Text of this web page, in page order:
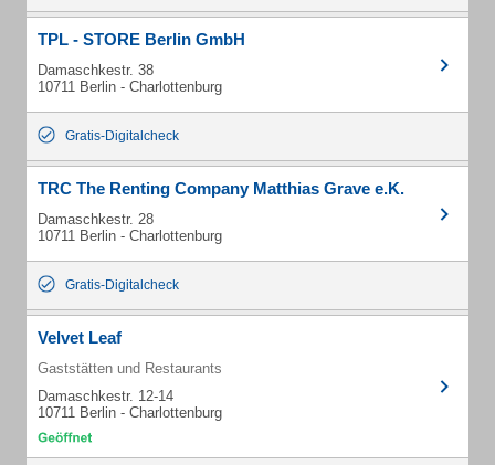
TPL - STORE Berlin GmbH
Damaschkestr. 38
10711 Berlin - Charlottenburg
Gratis-Digitalcheck
TRC The Renting Company Matthias Grave e.K.
Damaschkestr. 28
10711 Berlin - Charlottenburg
Gratis-Digitalcheck
Velvet Leaf
Gaststätten und Restaurants
Damaschkestr. 12-14
10711 Berlin - Charlottenburg